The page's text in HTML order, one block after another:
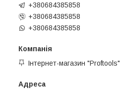
+380684385858
+380684385858
+380684385858
Інтернет-магазин "Proftools"